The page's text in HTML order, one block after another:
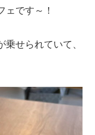
ェです～！
乗せられていて、